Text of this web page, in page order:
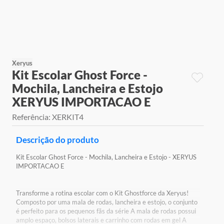
Xeryus
Kit Escolar Ghost Force -
Mochila, Lancheira e Estojo
XERYUS IMPORTACAO E
Referência: XERKIT4
Descrição do produto
Kit Escolar Ghost Force - Mochila, Lancheira e Estojo - XERYUS
IMPORTACAO E
Transforme a rotina escolar com o Kit Ghostforce da Xeryus!
Composto por uma mala de rodas, lancheira e estojo, o conjunto
é perfeito para os pequenos fãs da série A mala de rodas possui
amplo espaço, bolsos laterais e carrinho com rodas em gel A